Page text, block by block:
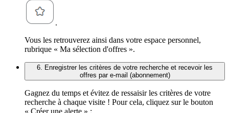
.
Vous les retrouverez ainsi dans votre espace personnel,
rubrique « Ma sélection d'offres ».
6. Enregistrer les critères de votre recherche et recevoir les
offres par e-mail (abonnement)
Gagnez du temps et évitez de ressaisir les critères de votre
recherche à chaque visite ! Pour cela, cliquez sur le bouton